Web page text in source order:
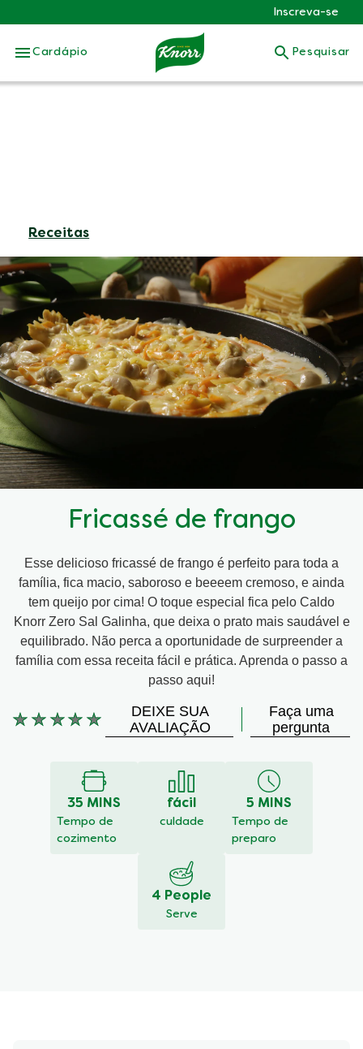
Skip to:
Inscreva-se
Cardápio Pesquisar
Receitas
Fricassé de frango
Esse delicioso fricassé de frango é perfeito para toda a
família, fica macio, saboroso e beeeem cremoso, e ainda
tem queijo por cima! O toque especial fica pelo Caldo
Knorr Zero Sal Galinha, que deixa o prato mais saudável e
equilibrado. Não perca a oportunidade de surpreender a
família com essa receita fácil e prática. Aprenda o passo a
passo aqui!
Nenhuma
DEIXE SUA
AVALIAÇÃO
Faça uma
pergunta
35 MINS
Tempo de
cozimento
fácil
culdade
5 MINS
Tempo de
preparo
4 People
Serve